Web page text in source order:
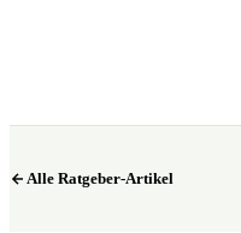
Alle Ratgeber-Artikel